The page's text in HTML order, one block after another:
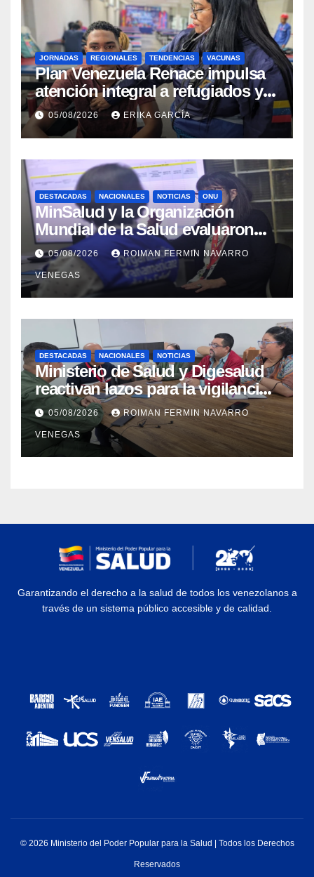
JORNADAS REGIONALES TENDENCIAS VACUNAS
​Plan Venezuela Renace impulsa
atención integral a refugiados y
evaluación de vacunación en
Aragua
05/08/2026 ERIKA GARCÍA
DESTACADAS NACIONALES NOTICIAS ONU
MinSalud y la Organización
Mundial de la Salud evaluaron
propuesta técnica integral en
materia de agua saneamiento e
higiene ante contingencia
sísmica
05/08/2026 ROIMAN FERMIN NAVARRO
VENEGAS
DESTACADAS NACIONALES NOTICIAS
Ministerio de Salud y Digesalud
reactivan lazos para la vigilancia
epidemiológica y el control de
enfermedades
05/08/2026 ROIMAN FERMIN NAVARRO
VENEGAS
Garantizando el derecho a la salud de todos los venezolanos a
través de un sistema público accesible y de calidad.
© 2026 Ministerio del Poder Popular para la Salud | Todos los Derechos
Reservados